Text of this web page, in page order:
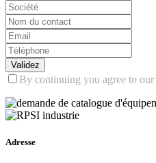
Validez
By continuing you agree to our
Adresse